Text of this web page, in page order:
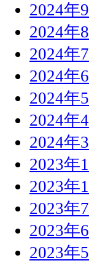
2024年
2024年
2024年
2024年
2024年
2024年
2024年
2023年
2023年
2023年
2023年
2023年